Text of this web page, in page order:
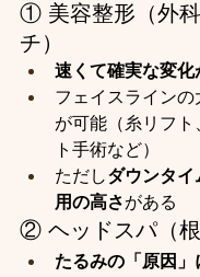
① 美容整形（外
チ）
速くて確実な変
フェイスライン
が可能（糸リフト
ト手術など）
ただしダウンタイ
用の高さがある
② ヘッドスパ（根
たるみの「原因